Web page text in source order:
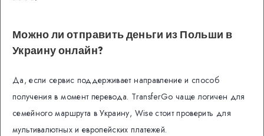
Можно ли отправить деньги из Польши в
Украину онлайн?
Да, если сервис поддерживает направление и способ
получения в момент перевода. TransferGo чаще логичен для
семейного маршрута в Украину, Wise стоит проверить для
мультивалютных и европейских платежей.